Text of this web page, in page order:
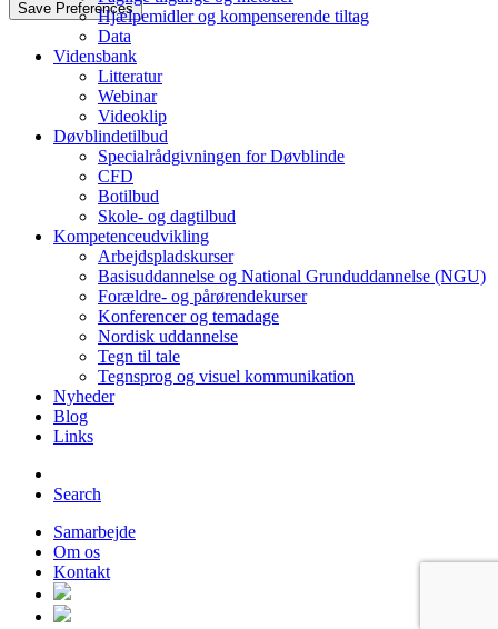
Hjælpemidler og kompenserende tiltag
Data
Vidensbank
Litteratur
Webinar
Videoklip
Døvblindetilbud
Specialrådgivningen for Døvblinde
CFD
Botilbud
Skole- og dagtilbud
Kompetenceudvikling
Arbejdspladskurser
Basisuddannelse og National Grunduddannelse (NGU)
Forældre- og pårørendekurser
Konferencer og temadage
Nordisk uddannelse
Tegn til tale
Tegnsprog og visuel kommunikation
Nyheder
Blog
Links
Search
Samarbejde
Om os
Kontakt